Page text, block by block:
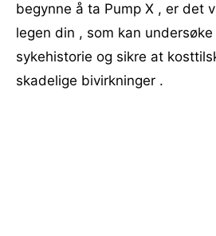
begynne å ta Pump X , er det
legen din , som kan
sykehistorie og sikre at
skadelige bivirkninger .